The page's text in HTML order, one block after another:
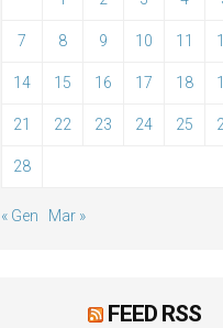
7 8 9 10 11
14 15 16 17 18
21 22 23 24 25
28
« Gen Mar »
FEED RSS